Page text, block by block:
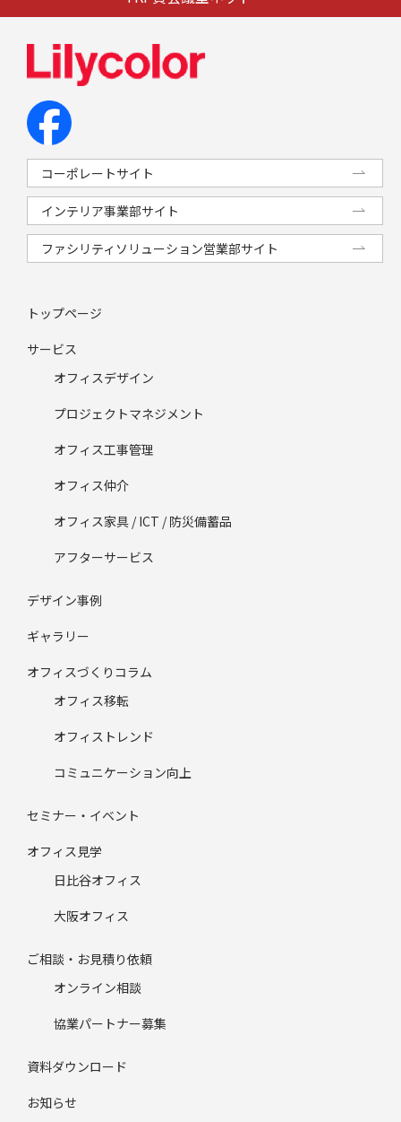
コーポレートサイト
インテリア事業部サイト
ファシリティソリューション営業部サイト
トップページ
サービス
オフィスデザイン
プロジェクトマネジメント
オフィス工事管理
オフィス仲介
オフィス家具 / ICT / 防災備蓄品
アフターサービス
デザイン事例
ギャラリー
オフィスづくりコラム
オフィス移転
オフィストレンド
コミュニケーション向上
セミナー・イベント
オフィス見学
日比谷オフィス
大阪オフィス
ご相談・お見積り依頼
オンライン相談
協業パートナー募集
資料ダウンロード
お知らせ